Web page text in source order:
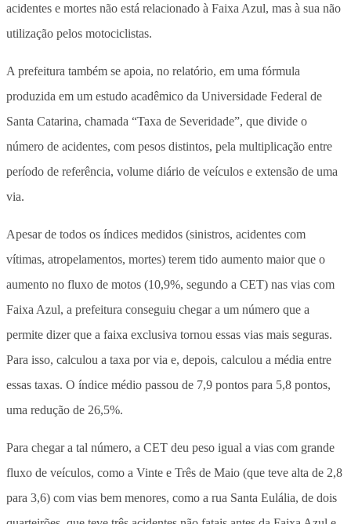
acidentes e mortes não está relacionado à Faixa Azul, mas à sua não
utilização pelos motociclistas.
A prefeitura também se apoia, no relatório, em uma fórmula
produzida em um estudo acadêmico da Universidade Federal de
Santa Catarina, chamada “Taxa de Severidade”, que divide o
número de acidentes, com pesos distintos, pela multiplicação entre
período de referência, volume diário de veículos e extensão de uma
via.
Apesar de todos os índices medidos (sinistros, acidentes com
vítimas, atropelamentos, mortes) terem tido aumento maior que o
aumento no fluxo de motos (10,9%, segundo a CET) nas vias com
Faixa Azul, a prefeitura conseguiu chegar a um número que a
permite dizer que a faixa exclusiva tornou essas vias mais seguras.
Para isso, calculou a taxa por via e, depois, calculou a média entre
essas taxas. O índice médio passou de 7,9 pontos para 5,8 pontos,
uma redução de 26,5%.
Para chegar a tal número, a CET deu peso igual a vias com grande
fluxo de veículos, como a Vinte e Três de Maio (que teve alta de 2,8
para 3,6) com vias bem menores, como a rua Santa Eulália, de dois